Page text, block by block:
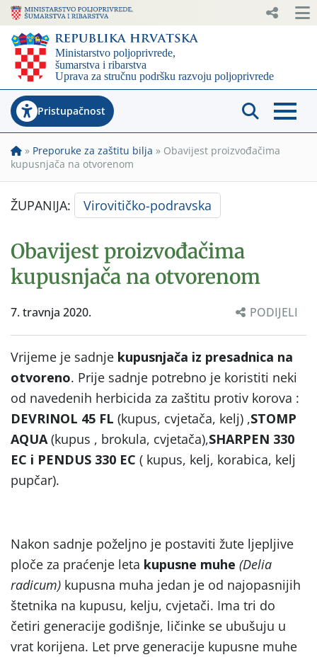
Pristupačnost
» Preporuke za zaštitu bilja » Obavijest proizvođačima
kupusnjača na otvorenom
ŽUPANIJA: Virovitičko-podravska
Obavijest proizvođačima
kupusnjača na otvorenom
7. travnja 2020. PODIJELI
Vrijeme je sadnje kupusnjača iz presadnica na
otvoreno. Prije sadnje potrebno je koristiti neki
od navedenih herbicida za zaštitu protiv korova :
DEVRINOL 45 FL (kupus, cvjetača, kelj) ,STOMP
AQUA (kupus , brokula, cvjetača),SHARPEN 330
EC i PENDUS 330 EC ( kupus, kelj, korabica, kelj
pupčar).
Nakon sadnje poželjno je postaviti žute ljepljive
ploče za praćenje leta kupusne muhe (Delia
radicum) kupusna muha jedan je od najopasnijih
štetnika na kupusu, kelju, cvjetači. Ima tri do
četiri generacije godišnje, ličinke se ubušuju u
vrat korijena. Let prve generacije kupusne muhe